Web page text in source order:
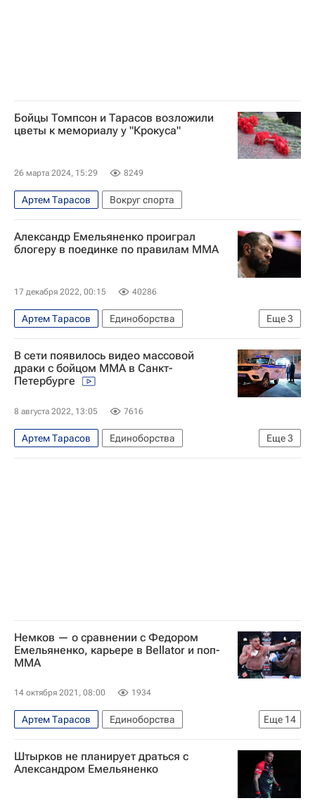
Бойцы Томпсон и Тарасов возложили
цветы к мемориалу у "Крокуса"
26 марта 2024, 15:29 8249
Артем Тарасов Вокруг спорта
Александр Емельяненко проиграл
блогеру в поединке по правилам ММА
17 декабря 2022, 00:15 40286
Еще3
Артем Тарасов
Единоборства
ММА (Смешанные единоборства)
Александр Емельяненко
Федор Емельяненко
В сети появилось видео массовой
драки с бойцом ММА в Санкт-
Петербурге
8 августа 2022, 13:05 7616
Еще3
Артем Тарасов
Единоборства
ММА (Смешанные единоборства)
Немков — о сравнении с Федором
Емельяненко, карьере в Bellator и поп-
ММА
14 октября 2021, 08:00 1934
Еще 14
Артем Тарасов
Единоборства
Вадим Немков
Спорт
Тайсон Фьюри
UFC
Bellator
Кори Сэндхаген
Штырков не планирует драться с
Александром Емельяненко